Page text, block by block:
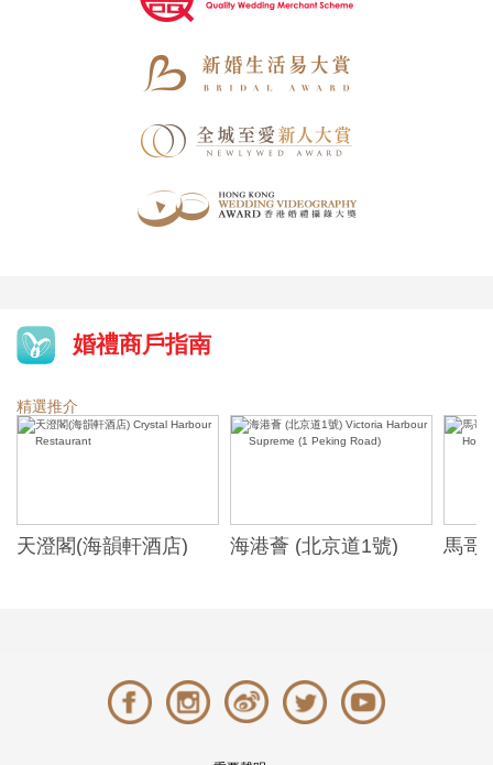
婚禮商戶指南
精選推介
天澄閣(海韻軒酒店)
海港薈 (北京道1號)
馬哥